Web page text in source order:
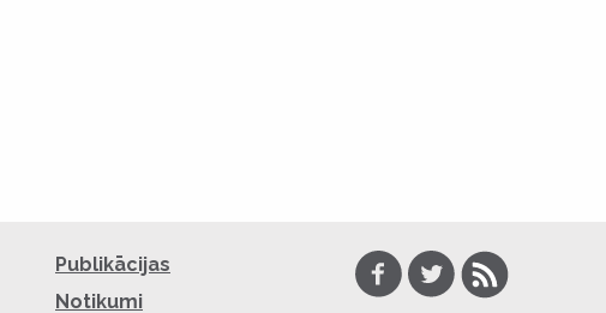
Publikācijas
Notikumi
Facebook
TwitterRSS